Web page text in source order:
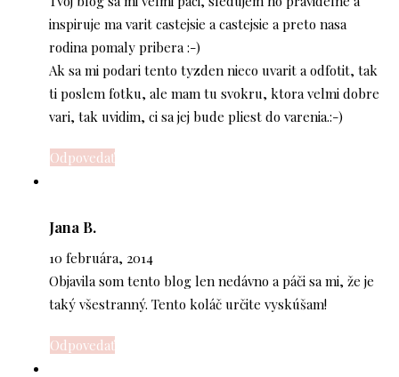
inspiruje ma varit castejsie a castejsie a preto nasa
rodina pomaly pribera :-)
Ak sa mi podari tento tyzden nieco uvarit a odfotit, tak
ti poslem fotku, ale mam tu svokru, ktora velmi dobre
vari, tak uvidim, ci sa jej bude pliest do varenia.:-)
Odpovedať
Jana B.
10 februára, 2014
Objavila som tento blog len nedávno a páči sa mi, že je
taký všestranný. Tento koláč určite vyskúšam!
Odpovedať